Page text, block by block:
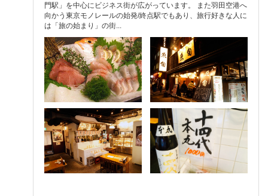
門駅」を中心にビジネス街が広がっています。 また羽田空港へ
向かう東京モノレールの始発/終点駅でもあり、旅行好きな人に
は「旅の始まり」の街...